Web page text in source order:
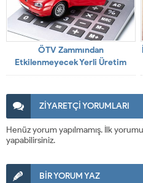
ÖTV Zammından
Etkilenmeyecek Yerli Üretim
Otomobiller
ZİYARETÇİ YORUMLARI
Henüz yorum yapılmamış. İlk
yapabilirsiniz.
BİR YORUM YAZ